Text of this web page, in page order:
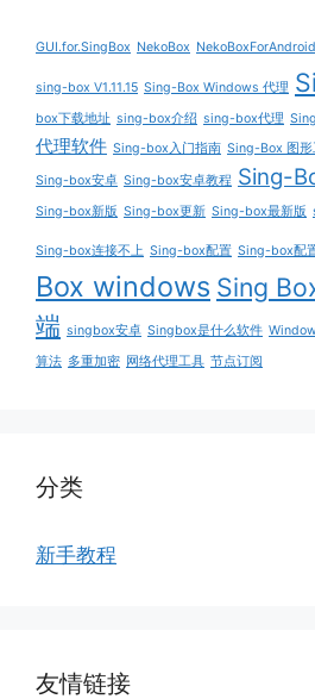
GUI.for.SingBox NekoBox NekoBoxForAndroid
sing-box V1.11.15 Sing-Box Windows 代理
box下载地址 sing-box介绍 sing-box代理
代理软件 Sing-box入门指南 Sing-Box 图形
Sing-box安卓 Sing-box安卓教程 Sing-
Sing-box新版 Sing-box更新 Sing-box最新版
Sing-box连接不上 Sing-box配置 Sing-box配
Box windows Sing
端 singbox安卓 Singbox是什么软件
算法 多重加密 网络代理工具 节点订阅
分类
新手教程
友情链接